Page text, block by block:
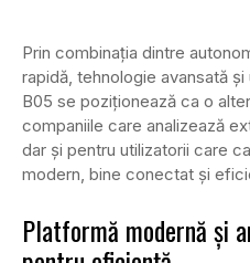
Prin combinația dintre
rapidă, tehnologie avansată
B05 se poziționează ca o
companiile care analizează
dar și pentru utilizatorii care
modern, bine conectat și
Platformă modernă și